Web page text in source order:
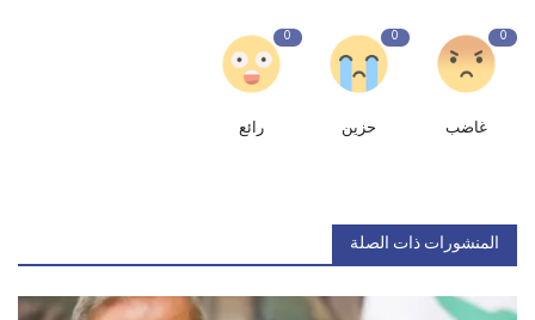
0
غاضب
0
حزين
0
رائع
المنشورات ذات الصلة